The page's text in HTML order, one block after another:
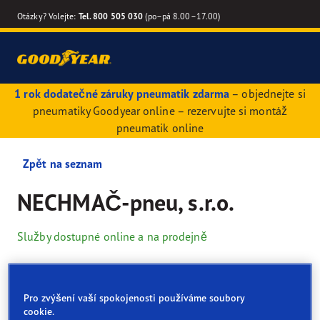
Otázky? Volejte: Tel. 800 505 030 (po–pá 8.00–17.00)
1 rok dodatečné záruky pneumatik zdarma – objednejte si
pneumatiky Goodyear online – rezervujte si montáž
pneumatik online
Zpět na seznam
NECHMAČ-pneu, s.r.o.
Služby dostupné online a na prodejně
Pro zvýšení vaší spokojenosti používáme soubory
cookie.